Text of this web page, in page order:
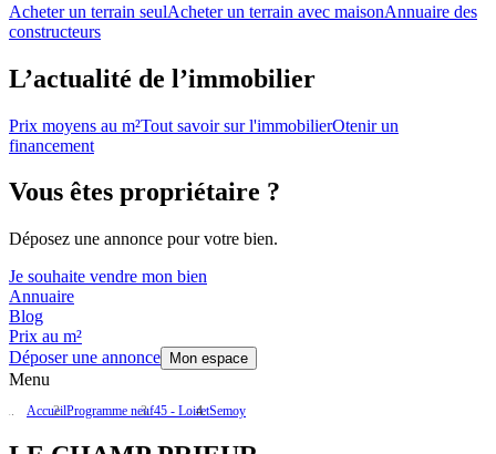
Acheter un terrain seulAcheter un terrain avec maisonAnnuaire des
constructeurs
L’actualité de l’immobilier
Prix moyens au m²Tout savoir sur l'immobilierOtenir un
financement
Vous êtes propriétaire ?
Déposez une annonce pour votre bien.
Je souhaite vendre mon bien
Annuaire
Blog
Prix au m²
Déposer une annonce
Mon espace
Menu
AccueilProgramme neuf45 - LoiretSemoy